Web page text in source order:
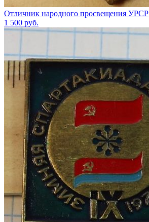
Отличник народного просвещения УРСР
1 500 руб.